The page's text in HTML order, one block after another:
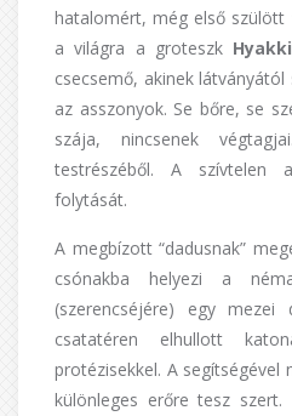
hatalomért, még első szülött
a világra a groteszk
csecsemő, akinek
az asszonyok. Se bőre, se
szája, nincsenek
testrészéből. A szívtelen
folytását.
A megbízott “dadusnak”
csónakba helyezi a
(szerencséjére) egy
csatatéren elhullott
protézisekkel. A segítségével
különleges erőre tesz szert.